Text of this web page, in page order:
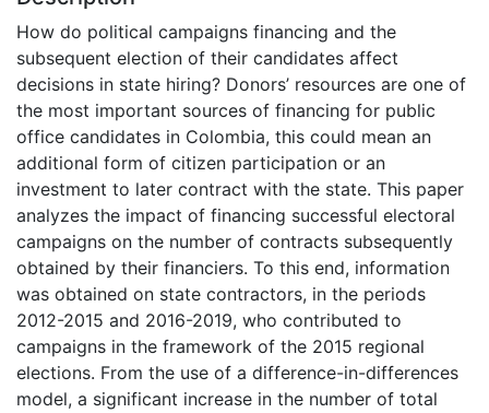
How do political campaigns financing and the
subsequent election of their candidates affect
decisions in state hiring? Donors’ resources are one of
the most important sources of financing for public
office candidates in Colombia, this could mean an
additional form of citizen participation or an
investment to later contract with the state. This paper
analyzes the impact of financing successful electoral
campaigns on the number of contracts subsequently
obtained by their financiers. To this end, information
was obtained on state contractors, in the periods
2012-2015 and 2016-2019, who contributed to
campaigns in the framework of the 2015 regional
elections. From the use of a difference-in-differences
model, a significant increase in the number of total